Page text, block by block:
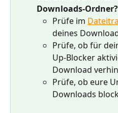
Downloads-Ordner?
Prüfe im
deines
Prüfe, ob für
Up-Blocker
Download
Prüfe, ob eure
Downloads